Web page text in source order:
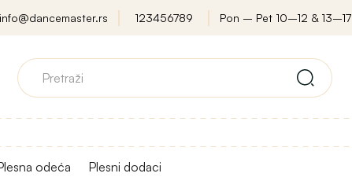
info@dancemaster.rs 123456789 Pon – Pet 10–12 & 13–17
odeća Plesni dodaci